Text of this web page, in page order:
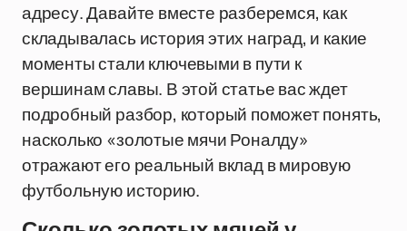
адресу. Давайте вместе разберемся, как
складывалась история этих наград, и какие
моменты стали ключевыми в пути к
вершинам славы. В этой статье вас ждет
подробный разбор, который поможет понять,
насколько «золотые мячи Роналду»
отражают его реальный вклад в мировую
футбольную историю.